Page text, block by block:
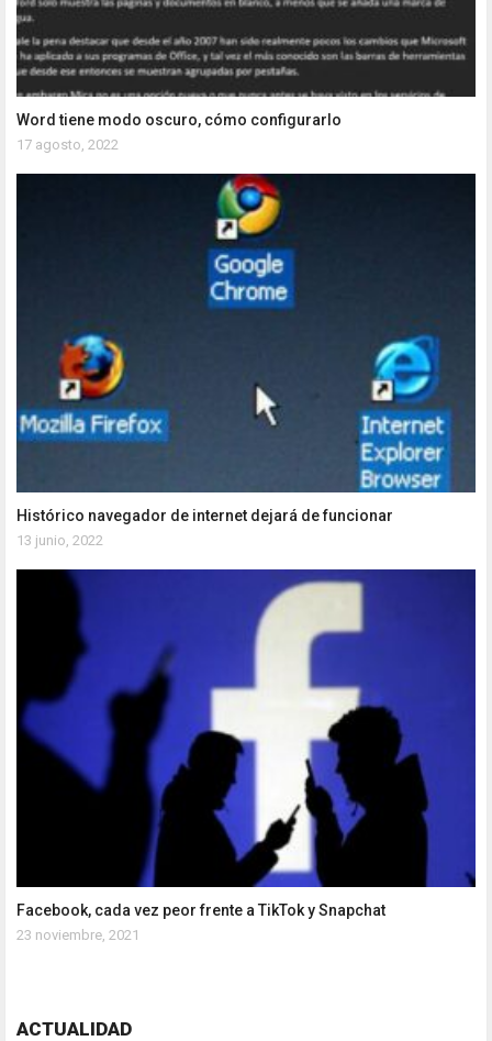
Word tiene modo oscuro, cómo configurarlo
17 agosto, 2022
Histórico navegador de internet dejará de funcionar
13 junio, 2022
Facebook, cada vez peor frente a TikTok y Snapchat
23 noviembre, 2021
ACTUALIDAD